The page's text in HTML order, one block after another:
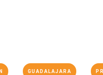
GUADALAJARA